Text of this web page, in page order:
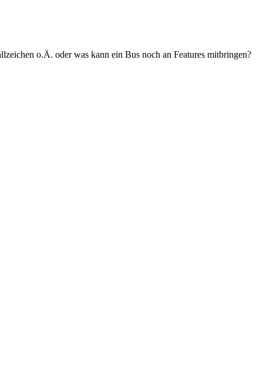
o.Ä. oder was kann ein Bus noch an Features mitbringen?